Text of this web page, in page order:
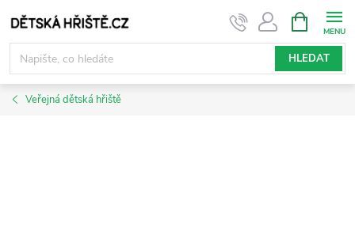
na
obsah
HLEDAT
NÁKUPNÍ
KOŠÍK
Veřejná dětská hřiště